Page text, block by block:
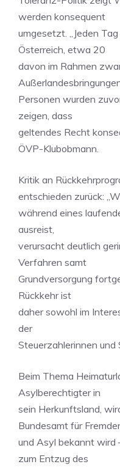
werden konsequent
umgesetzt. „Jeden
Österreich, etwa 20
davon im Rahmen
Personen wurden
zeigen, dass
geltendes Recht
ÖVP-Klubobmann.
Kritik an
entschieden zurück:
während eines
ausreist,
verursacht deutlich
Verfahren samt
Grundversorgung
Rückkehr ist
daher sowohl im
der
Steuerzahlerinnen und
Beim Thema
Asylberechtigter in
sein Herkunftsland,
Bundesamt für
und Asyl bekannt wird
zum Entzug des